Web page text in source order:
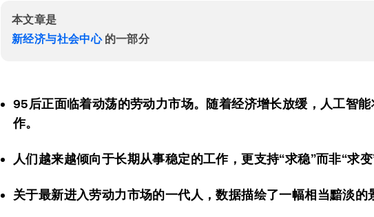
本文章是
新经济与社会中心的一部分
95后正面临着动荡的劳动力市场。随着经济增长放缓，人工智
作。
人们越来越倾向于长期从事稳定的工作，更支持“求稳”而非“求
关于最新进入劳动力市场的一代人，数据描绘了一幅相当黯淡的